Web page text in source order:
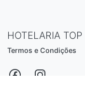
HOTELARIA TOP
Termos e Condições